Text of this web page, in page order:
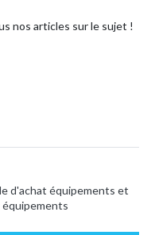
nos articles sur le sujet !
d'achat équipements et